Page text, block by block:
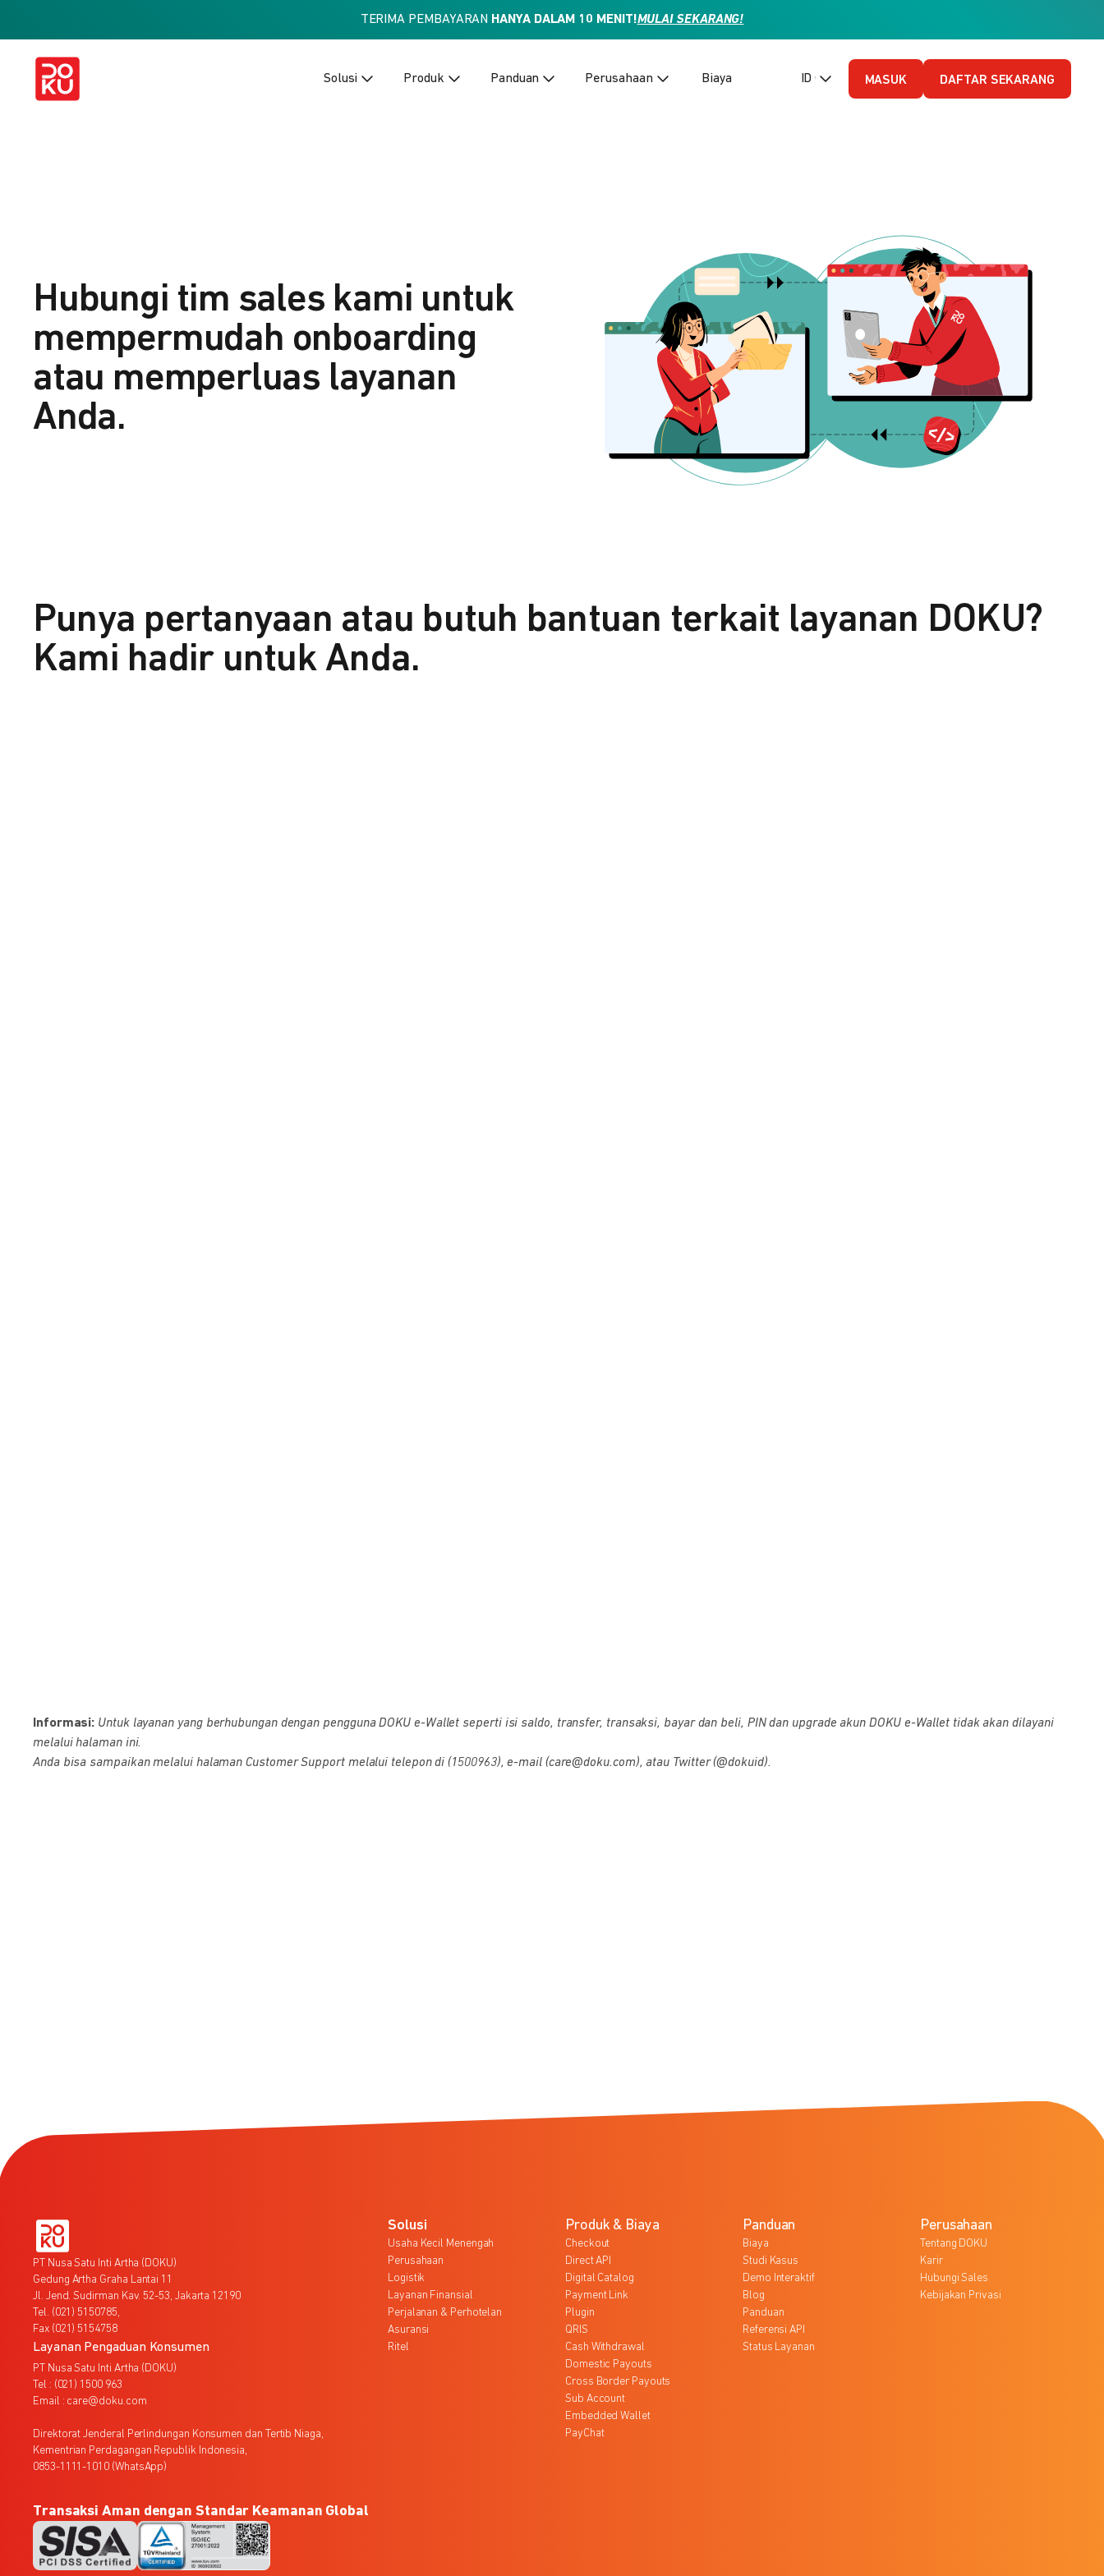
TERIMA PEMBAYARAN HANYA DALAM 10 MENIT!MULAI SEKARANG!
Solusi Produk Panduan Perusahaan Biaya ID (Bahasa Indonesia)
MASUK DAFTAR SEKARANG
Hubungi tim sales kami untuk
mempermudah onboarding
atau memperluas layanan
Anda.
Punya pertanyaan atau butuh bantuan terkait layanan DOKU?
Kami hadir untuk Anda.
Informasi: Untuk layanan yang berhubungan dengan pengguna DOKU e-Wallet seperti isi saldo, transfer, transaksi, bayar dan beli, PIN dan upgrade akun DOKU e-Wallet tidak akan dilayani
melalui halaman ini.
Anda bisa sampaikan melalui halaman Customer Support melalui telepon di (1500963), e-mail (care@doku.com), atau Twitter (@dokuid).
PT Nusa Satu Inti Artha (DOKU)
Gedung Artha Graha Lantai 11
Jl. Jend. Sudirman Kav. 52-53, Jakarta 12190
Tel. (021) 5150785,
Fax (021) 5154758
Layanan Pengaduan Konsumen
PT Nusa Satu Inti Artha (DOKU)
Tel : (021) 1500 963
Email : care@doku.com
Direktorat Jenderal Perlindungan Konsumen dan Tertib Niaga,
Kementrian Perdagangan Republik Indonesia,
0853-1111-1010 (WhatsApp)
Solusi
Usaha Kecil Menengah
Perusahaan
Logistik
Layanan Finansial
Perjalanan & Perhotelan
Asuransi
Ritel
Produk & Biaya
Checkout
Direct API
Digital Catalog
Payment Link
Plugin
QRIS
Cash Withdrawal
Domestic Payouts
Cross Border Payouts
Sub Account
Embedded Wallet
PayChat
Panduan
Biaya
Studi Kasus
Demo Interaktif
Blog
Panduan
Referensi API
Status Layanan
Perusahaan
Tentang DOKU
Karir
Hubungi Sales
Kebijakan Privasi
Transaksi Aman dengan Standar Keamanan Global